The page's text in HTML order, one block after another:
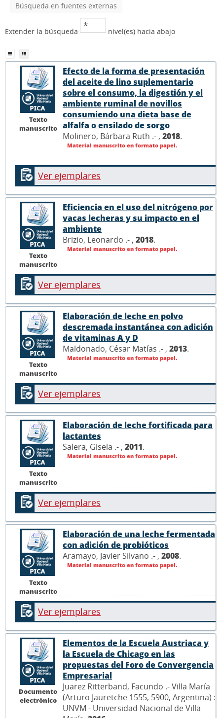
Búsqueda en fuentes externas
Extender la búsqueda nivel(es) hacia abajo
Texto
manuscrito
Efecto de la forma de presentación
del aceite de lino suplementario
sobre el consumo, la digestión y el
ambiente ruminal de novillos
consumiendo una dieta base de
alfalfa o ensilado de sorgo
Molinero, Bárbara Ruth .- , 2018.
Material manuscrito en formato papel.
Ver ejemplares
Texto
manuscrito
Eficiencia en el uso del nitrógeno por
vacas lecheras y su impacto en el
ambiente
Brizio, Leonardo .- , 2018.
Material manuscrito en formato papel.
Ver ejemplares
Texto
manuscrito
Elaboración de leche en polvo
descremada instantánea con adición
de vitaminas A y D
Maldonado, César Matías .- , 2013.
Material manuscrito en formato papel.
Ver ejemplares
Texto
manuscrito
Elaboración de leche fortificada para
lactantes
Salera, Gisela .- , 2011.
Material manuscrito en formato papel.
Ver ejemplares
Texto
manuscrito
Elaboración de una leche fermentada
con adición de probióticos
Aramayo, Javier Silvano .- , 2008.
Material manuscrito en formato papel.
Ver ejemplares
Documento
electrónico
Elementos de la Escuela Austriaca y
la Escuela de Chicago en las
propuestas del Foro de Convergencia
Empresarial
Juarez Ritterband, Facundo .- Villa María
(Arturo Jauretche 1555, 5900, Argentina) :
UNVM - Universidad Nacional de Villa